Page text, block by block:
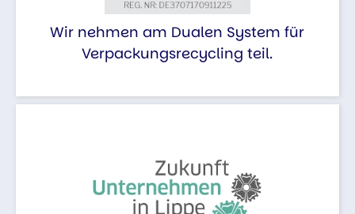
Wir nehmen am Dualen System für
Verpackungsrecycling teil.